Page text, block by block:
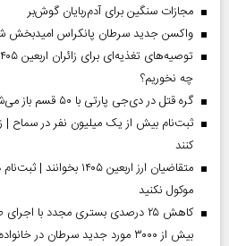
مجازات سنگین برای آدم‌ربایان گوش‌بر
واکسن جدید سرطان پانکراس امیدبخش
چه نخوریم؟
گره قتل در دی‌جی پارتی با ۵۰ قسم باز می‌شود
ثبت‌نام بیش از یک میلیون نفر در سماح |
کنند
متقاضیان ارز اربعین
موکول نکنید
کاهش ۲۵ درصدی بستری مجدد با
بیش از ۳۰۰۰ مورد جدید سرطان در خانواده بیماران